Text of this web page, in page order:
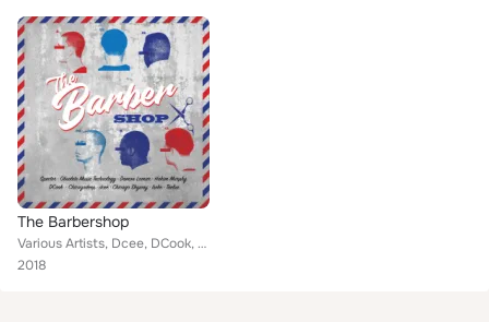
The Barbershop
Various Artists, Dcee, DCook, Taelue, Hakim Murphy, Obsolete Music Technology, Chicago Skyway, Isoke, Chicagodeep, Damon Lamar
2018